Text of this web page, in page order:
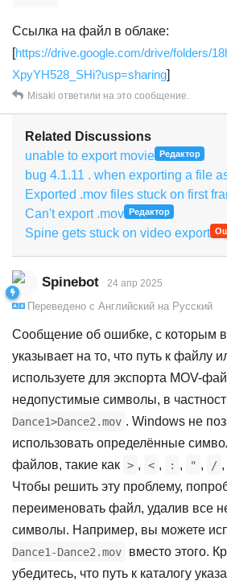
Ссылка на файл в облаке:
[https://drive.google.com/drive/folders/
XpyYH528_SHi?usp=sharing]
Misaki ответили на это сообщение.
Related Discussions
unable to export movie Редактор
bug 4.1.11 . when exporting a file
Exported .mov files stuck on first
Can't export .mov Редактор
Spine gets stuck on video export
Spinebot 24 апр 2025
Переведено с Английский на Русский
Сообщение об ошибке, с которым
указывает на то, что путь к файлу
используете для экспорта MOV-
недопустимые символы, в
Dance1>Dance2.mov . Windows не
использовать определённые
файлов, такие как > , < , : , " , / ,
Чтобы решить эту проблему,
переименовать файл, удалив все
символы. Например, вы можете
Dance1-Dance2.mov
вместо этого.
убедитесь, что путь к каталогу